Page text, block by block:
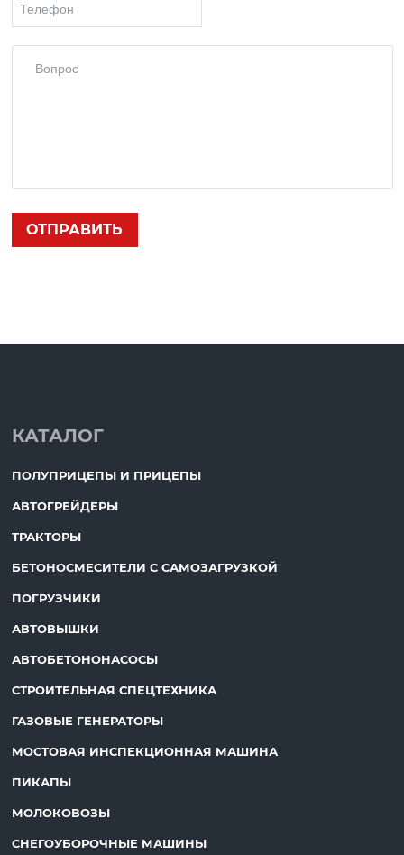
КАТАЛОГ
ПОЛУПРИЦЕПЫ И ПРИЦЕПЫ
АВТОГРЕЙДЕРЫ
ТРАКТОРЫ
БЕТОНОСМЕСИТЕЛИ С САМОЗАГРУЗКОЙ
ПОГРУЗЧИКИ
АВТОВЫШКИ
АВТОБЕТОНОНАСОСЫ
СТРОИТЕЛЬНАЯ СПЕЦТЕХНИКА
ГАЗОВЫЕ ГЕНЕРАТОРЫ
МОСТОВАЯ ИНСПЕКЦИОННАЯ МАШИНА
ПИКАПЫ
МОЛОКОВОЗЫ
СНЕГОУБОРОЧНЫЕ МАШИНЫ